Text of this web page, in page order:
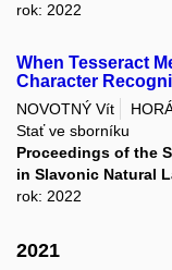
rok: 2022
When Tesseract
Character
NOVOTNÝ Vít
Stať ve sborníku
Proceedings of the
in Slavonic Natural
rok: 2022
2021